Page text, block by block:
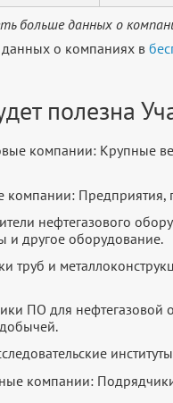
больше данных о
о компаниях в
полезна
компании: Крупные
компании: Предприятия,
нефтегазового
и другое оборудование.
труб и
ПО для
компании: